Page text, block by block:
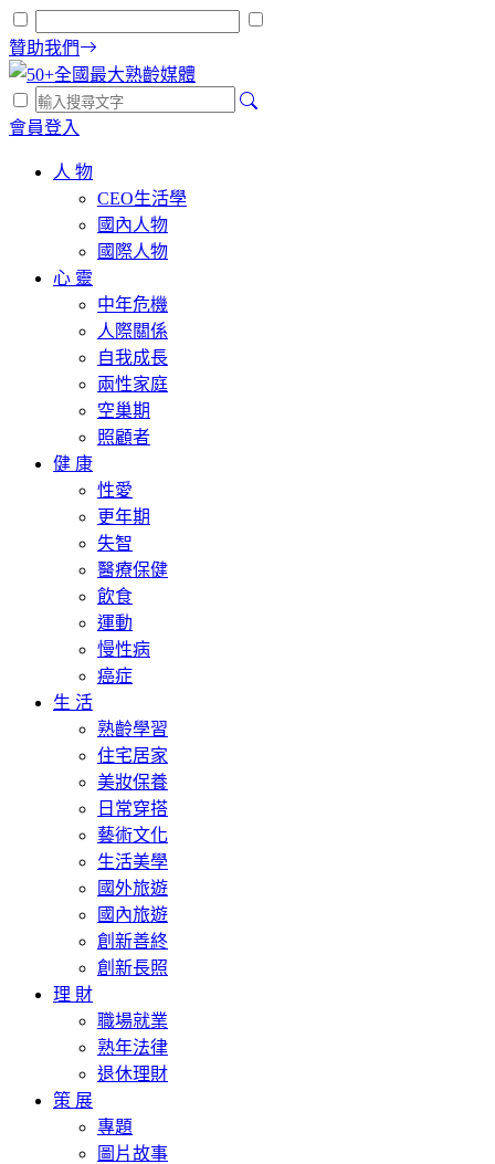
贊助我們
會員登入
人 物
CEO生活學
國內人物
國際人物
心 靈
中年危機
人際關係
自我成長
兩性家庭
空巢期
照顧者
健 康
性愛
更年期
失智
醫療保健
飲食
運動
慢性病
癌症
生 活
熟齡學習
住宅居家
美妝保養
日常穿搭
藝術文化
生活美學
國外旅遊
國內旅遊
創新善終
創新長照
理 財
職場就業
熟年法律
退休理財
策 展
專題
圖片故事